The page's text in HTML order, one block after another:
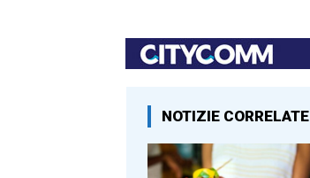
NOTIZIE CORRELATE